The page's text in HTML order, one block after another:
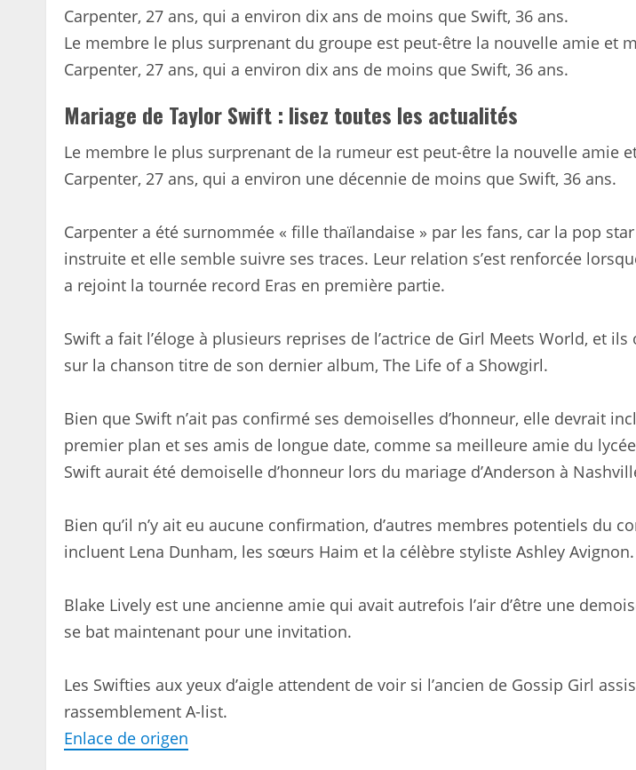
Le membre le plus surprenant du groupe est peut-être la nouvelle amie et
Carpenter, 27 ans, qui a environ dix ans de moins que Swift, 36 ans.
Mariage de Taylor Swift : lisez toutes les actualités
Le membre le plus surprenant de la rumeur est peut-être la nouvelle amie
Carpenter, 27 ans, qui a environ une décennie de moins que Swift, 36 ans.
Carpenter a été surnommée « fille thaïlandaise » par les fans, car la pop
instruite et elle semble suivre ses traces. Leur relation s’est renforcée
a rejoint la tournée record Eras en première partie.
Swift a fait l’éloge à plusieurs reprises de l’actrice de Girl Meets World, et
sur la chanson titre de son dernier album, The Life of a Showgirl.
Bien que Swift n’ait pas confirmé ses demoiselles d’honneur, elle devrait
premier plan et ses amis de longue date, comme sa meilleure amie du
Swift aurait été demoiselle d’honneur lors du mariage d’Anderson à
Bien qu’il n’y ait eu aucune confirmation, d’autres membres potentiels du
incluent Lena Dunham, les sœurs Haim et la célèbre styliste Ashley Avignon.
Blake Lively est une ancienne amie qui avait autrefois l’air d’être une
se bat maintenant pour une invitation.
Les Swifties aux yeux d’aigle attendent de voir si l’ancien de Gossip Girl
rassemblement A-list.
Enlace de origen